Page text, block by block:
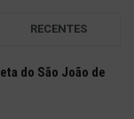
RECENTES
do São João de